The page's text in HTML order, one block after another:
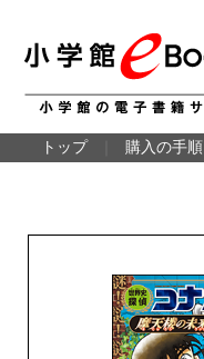
トップ 購入の手順